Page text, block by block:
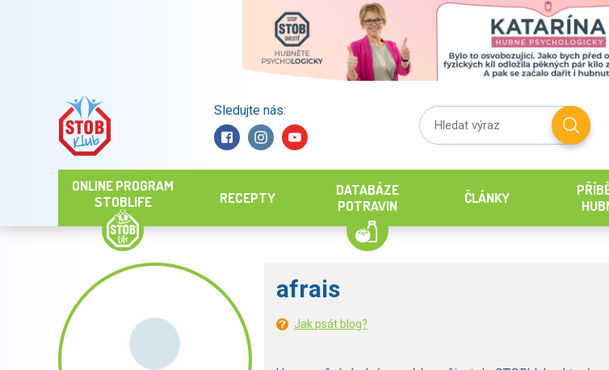
Sledujte nás:
ONLINE PROGRAM
STOBLIFE
RECEPTY
DATABÁZE
POTRAVIN
ČLÁNKY
afrais
Jak psát blog?